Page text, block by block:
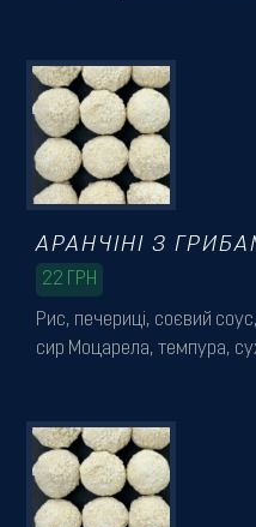
Рис, печериці, соєвий
сир Моцарела, темпура,
АРАНЧІНІ З
22 ГРН